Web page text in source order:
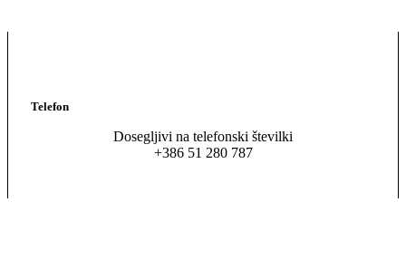
Telefon
Dosegljivi na telefonski številki
+386 51 280 787